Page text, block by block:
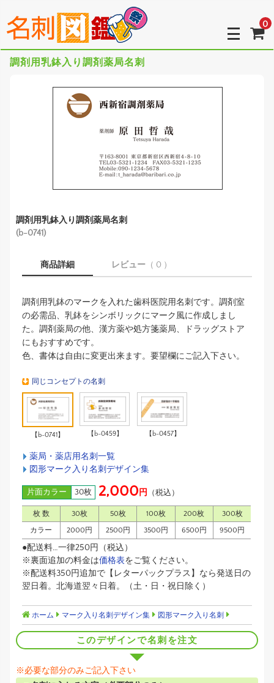
0
調剤用乳鉢入り調剤薬局名刺
調剤用乳鉢入り調剤薬局名刺
(b-0741)
商品詳細 レビュー （ 0 ）
調剤用乳鉢のマークを入れた歯科医院用名刺です。調剤室
の必需品、乳鉢をシンボリックにマーク風に作成しまし
た。調剤薬局の他、漢方薬や処方箋薬局、ドラッグストア
にもおすすめです。
色、書体は自由に変更出来ます。要望欄にご記入下さい。
同じコンセプトの名刺
【b-0741】 【b-0459】 【b-0457】
薬局・薬店用名刺一覧
図形マーク入り名刺デザイン集
片面カラー 30枚 2,000円 （税込）
枚 数 30枚 50枚 100枚 200枚 300枚
カラー 2000円 2500円 3500円 6500円 9500円
●配送料…一律250円（税込）
※裏面追加の料金は価格表をご覧ください。
※配送料350円追加で【レターパックプラス】なら発送日の
翌日着。北海道翌々日着。（土・日・祝日除く）
ホーム マーク入り名刺デザイン集 図形マーク入り名刺
このデザインで名刺を注文
※必要な部分のみご記入下さい